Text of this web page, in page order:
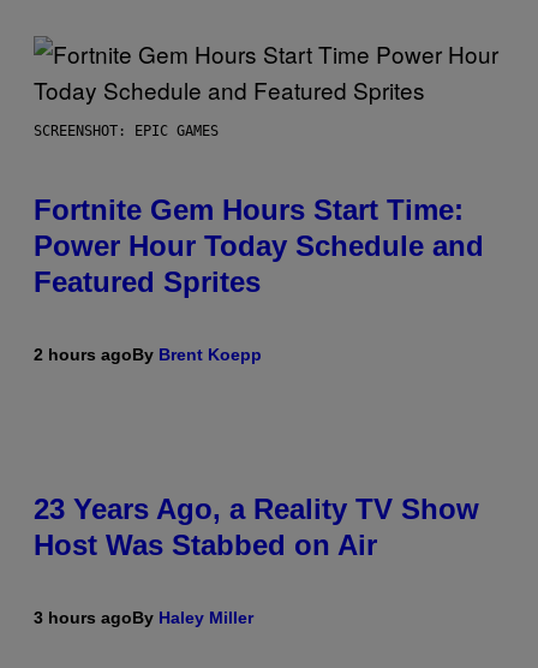
SCREENSHOT: EPIC GAMES
Fortnite Gem Hours Start Time:
Power Hour Today Schedule and
Featured Sprites
2 hours agoBy Brent Koepp
23 Years Ago, a Reality TV Show
Host Was Stabbed on Air
3 hours agoBy Haley Miller